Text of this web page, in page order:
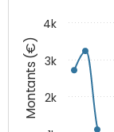
Montants (€) 2k
3k
4k